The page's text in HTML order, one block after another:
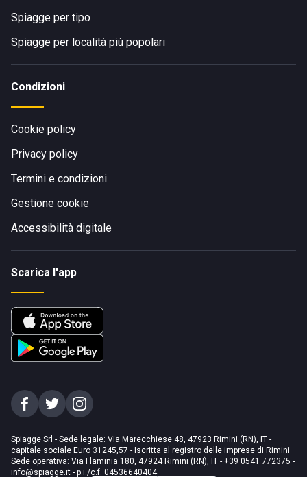
Spiagge per tipo
Spiagge per località più popolari
Condizioni
Cookie policy
Privacy policy
Termini e condizioni
Gestione cookie
Accessibilità digitale
Scarica l'app
Spiagge Srl - Sede legale: Via Marecchiese 48, 47923 Rimini (RN), IT -
capitale sociale Euro 31245,57 - Iscritta al registro delle imprese di Rimini
Sede operativa: Via Flaminia 180, 47924 Rimini (RN), IT - +39 0541 772375 -
info@spiagge.it - p.i./c.f. 04536640404